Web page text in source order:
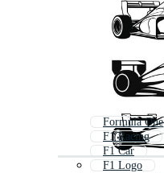
Formula One
F1 Racing
F1 Car
F1 Logo